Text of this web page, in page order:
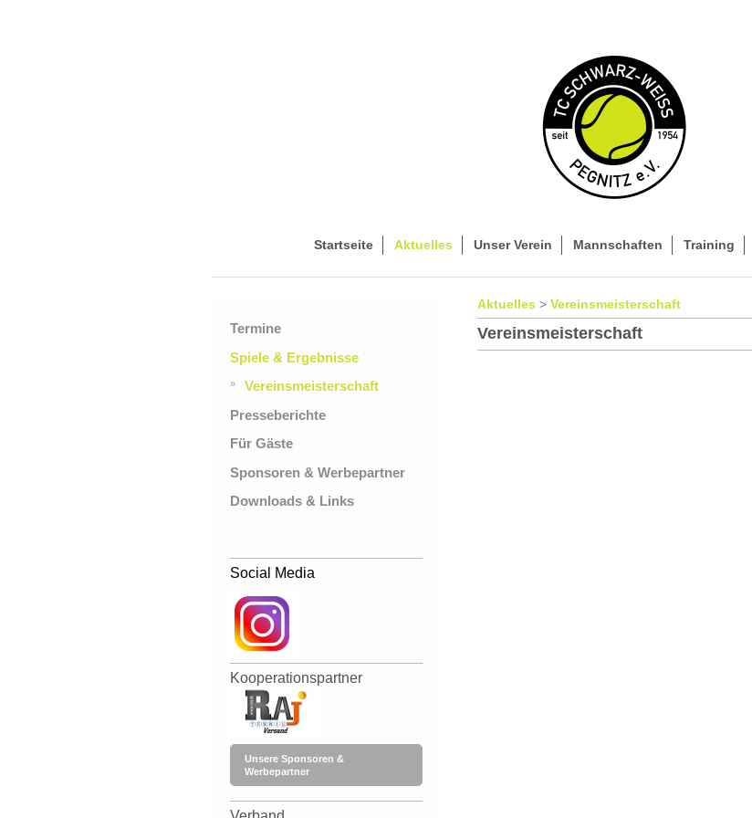
Startseite Aktuelles Unser Verein Mannschaften Training
Aktuelles > Vereinsmeisterschaft
Vereinsmeisterschaft
Termine
Spiele & Ergebnisse
Vereinsmeisterschaft
Presseberichte
Für Gäste
Sponsoren & Werbepartner
Downloads & Links
Social Media
Kooperationspartner
Unsere Sponsoren &
Werbepartner